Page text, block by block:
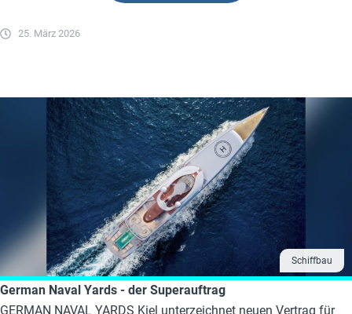
25. März 2026
Schiffbau
German Naval Yards - der Superauftrag
GERMAN NAVAL YARDS Kiel unterzeichnet neuen Vertrag für